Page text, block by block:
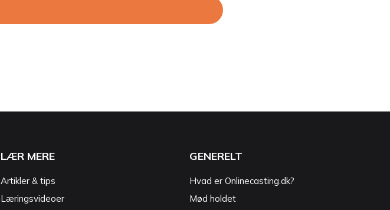
LÆR MERE
Artikler & tips
Læringsvideoer
GENERELT
Hvad er Onlinecasting.dk?
Mød holdet